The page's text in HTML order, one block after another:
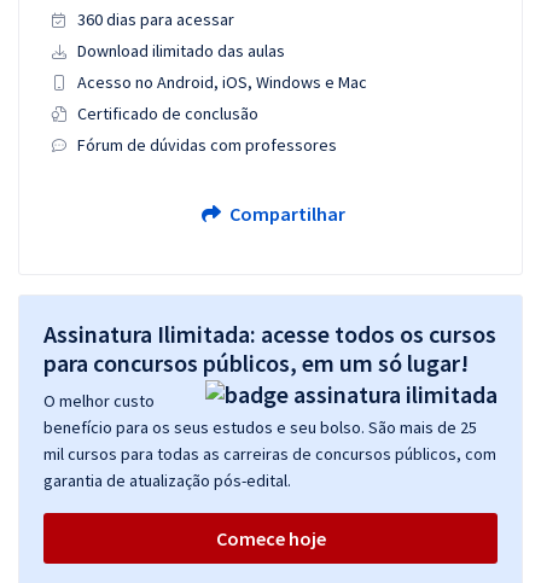
360 dias para acessar
Download ilimitado das aulas
Acesso no Android, iOS, Windows e Mac
Certificado de conclusão
Fórum de dúvidas com professores
Compartilhar
Assinatura Ilimitada: acesse todos os cursos
para concursos públicos, em um só lugar!
O melhor custo
benefício para os seus estudos e seu bolso. São mais de 25
mil cursos para todas as carreiras de concursos públicos, com
garantia de atualização pós-edital.
Comece hoje